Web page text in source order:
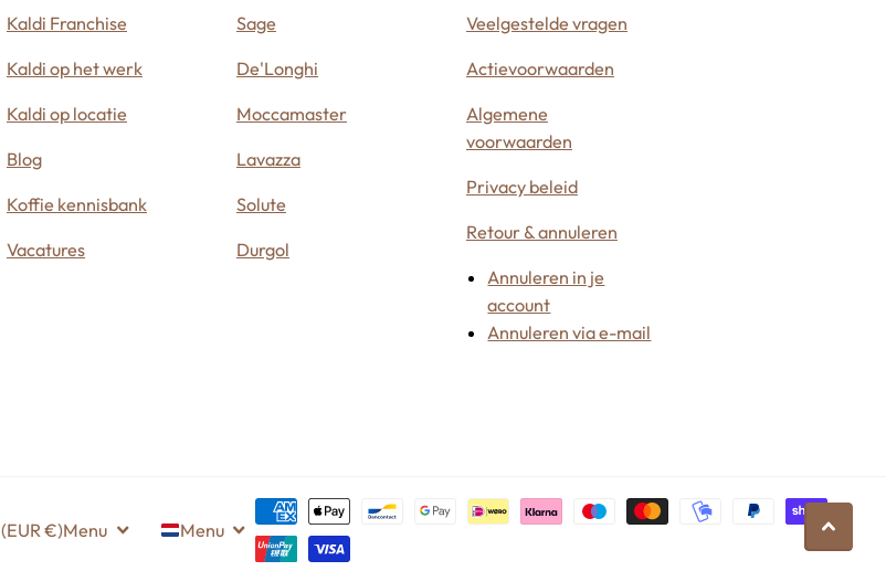
Kaldi Franchise
Kaldi op het werk
Kaldi op locatie
Blog
Koffie kennisbank
Vacatures
Sage
De'Longhi
Moccamaster
Lavazza
Solute
Durgol
Veelgestelde vragen
Actievoorwaarden
Algemene
voorwaarden
Privacy beleid
Retour & annuleren
Annuleren in je
account
Annuleren via e-mail
€)Menu Menu